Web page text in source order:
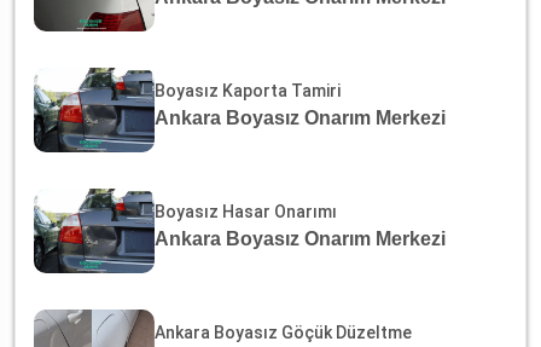
Boyasız Kaporta Tamiri
Ankara Boyasız Onarım Merkezi
Boyasız Hasar Onarımı
Ankara Boyasız Onarım Merkezi
Ankara Boyasız Göçük Düzeltme